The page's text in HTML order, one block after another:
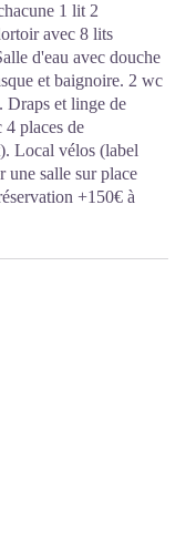
1 lit 2
avec 8 lits
d'eau avec douche
et baignoire. 2 wc
Draps et linge de
4 places de
Local vélos (label
une salle sur place
+150€ à